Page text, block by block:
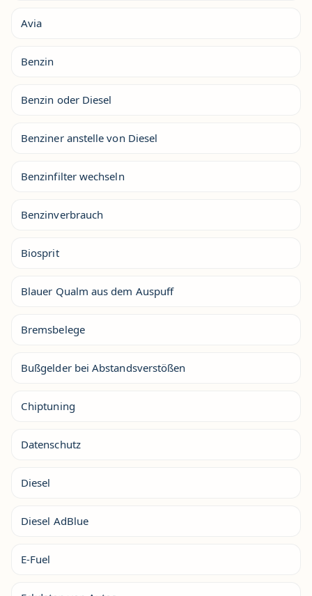
Avia
Benzin
Benzin oder Diesel
Benziner anstelle von Diesel
Benzinfilter wechseln
Benzinverbrauch
Biosprit
Blauer Qualm aus dem Auspuff
Bremsbelege
Bußgelder bei Abstandsverstößen
Chiptuning
Datenschutz
Diesel
Diesel AdBlue
E-Fuel